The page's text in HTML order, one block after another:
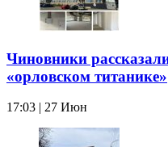
Чиновники
«орловском титанике»
17:03 | 27 Июн